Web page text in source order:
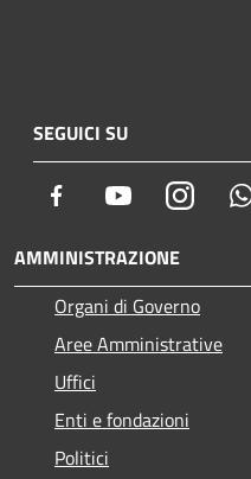
SEGUICI SU
Facebook Youtube
AMMINISTRAZIONE
Organi di Governo
Aree Amministrative
Uffici
Enti e fondazioni
Politici